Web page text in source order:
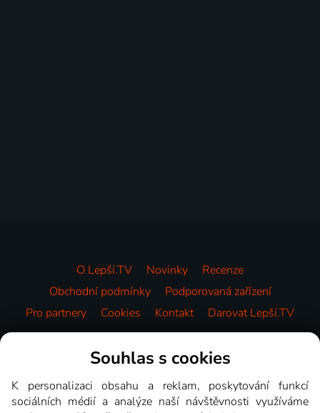
O Lepší.TV Novinky
Recenze
Obchodní podmínky
Podporovaná zařízení
Pro partnery
Cookies Kontakt Darovat Lepší.TV
Videotéka
Souhlas s cookies
K personalizaci obsahu a reklam, poskytování funkcí
sociálních médií a analýze naší návštěvnosti využíváme